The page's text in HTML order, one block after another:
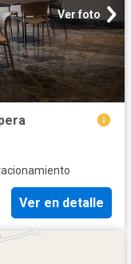
Ver foto
Ver en detalle